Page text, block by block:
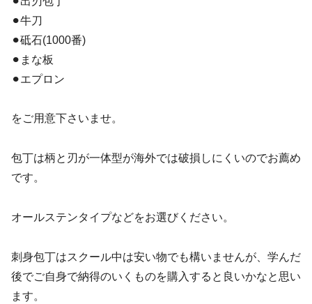
⚫︎牛刀
⚫︎砥石(1000番)
⚫︎まな板
⚫︎エプロン
をご用意下さいませ。
包丁は柄と刃が一体型が海外では破損しにくいのでお薦め
です。
オールステンタイプなどをお選びください。
刺身包丁はスクール中は安い物でも構いませんが、学んだ
後でご自身で納得のいくものを購入すると良いかなと思い
ます。